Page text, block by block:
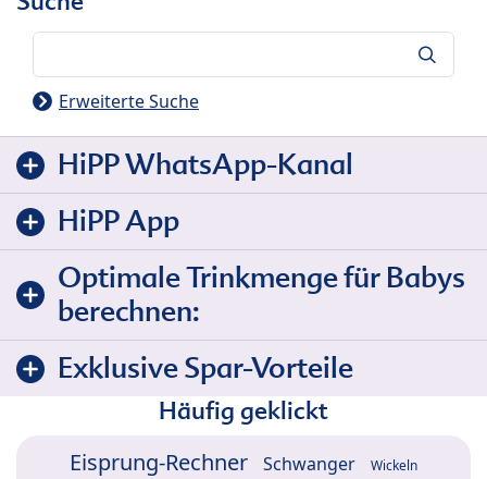
Erweiterte Suche
HiPP WhatsApp-Kanal
HiPP App
Optimale Trinkmenge für Babys
berechnen:
Exklusive Spar-Vorteile
Häufig geklickt
Eisprung-Rechner Schwanger Wickeln